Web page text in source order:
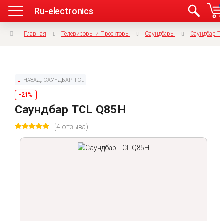
Ru-electronics
Главная Телевизоры и Проекторы Саундбары Саундбар
НАЗАД: САУНДБАР TCL
-21%
Саундбар TCL Q85H
(4 отзыва)